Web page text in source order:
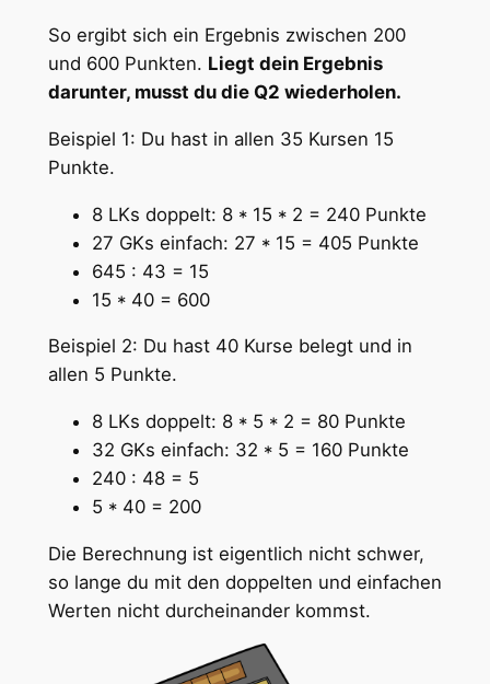
So ergibt sich ein Ergebnis zwischen 200
und 600 Punkten. Liegt dein Ergebnis
darunter, musst du die Q2 wiederholen.
Beispiel 1: Du hast in allen 35 Kursen 15
Punkte.
8 LKs doppelt: 8 * 15 * 2 = 240 Punkte
27 GKs einfach: 27 * 15 = 405 Punkte
645 : 43 = 15
15 * 40 = 600
Beispiel 2: Du hast 40 Kurse belegt und in
allen 5 Punkte.
8 LKs doppelt: 8 * 5 * 2 = 80 Punkte
32 GKs einfach: 32 * 5 = 160 Punkte
240 : 48 = 5
5 * 40 = 200
Die Berechnung ist eigentlich nicht schwer,
so lange du mit den doppelten und einfachen
Werten nicht durcheinander kommst.